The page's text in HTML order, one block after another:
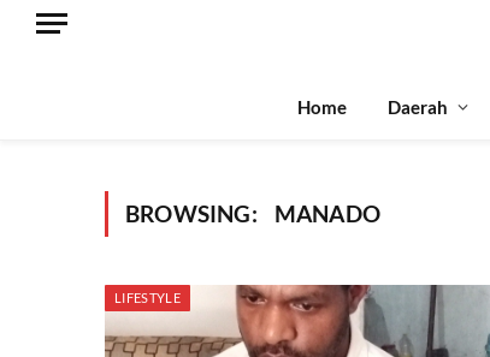
Home Daerah
BROWSING: MANADO
LIFESTYLE